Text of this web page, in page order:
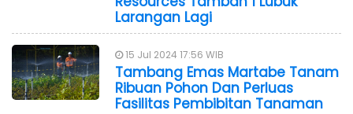
Larangan Lagi
15 Jul 2024 17:56 WIB
Tambang Emas Martabe Tanam
Ribuan Pohon Dan Perluas
Fasilitas Pembibitan Tanaman